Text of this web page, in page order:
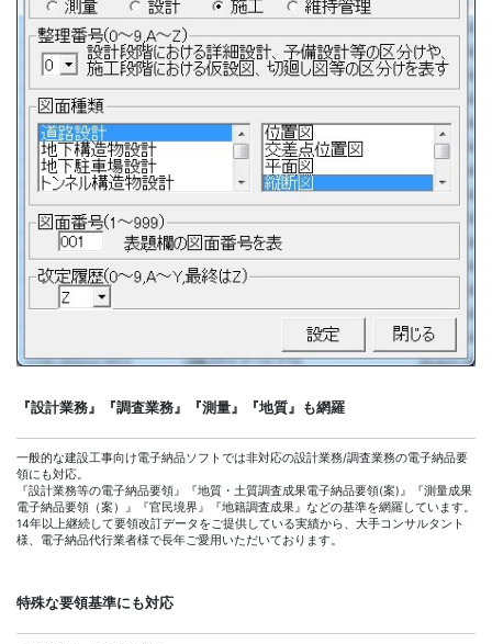
『設計業務』『調査業務』『測量』『地質』も網羅
一般的な建設工事向け電子納品ソフトでは非対応の設計業務/調査業務の電子納品要
領にも対応。
『設計業務等の電子納品要領』『地質・土質調査成果電子納品要領(案)』『測量成果
電子納品要領（案）』『官民境界』『地籍調査成果』などの基準を網羅しています。
14年以上継続して要領改訂データをご提供している実績から、大手コンサルタント
様、電子納品代行業者様で長年ご愛用いただいております。
特殊な要領基準にも対応